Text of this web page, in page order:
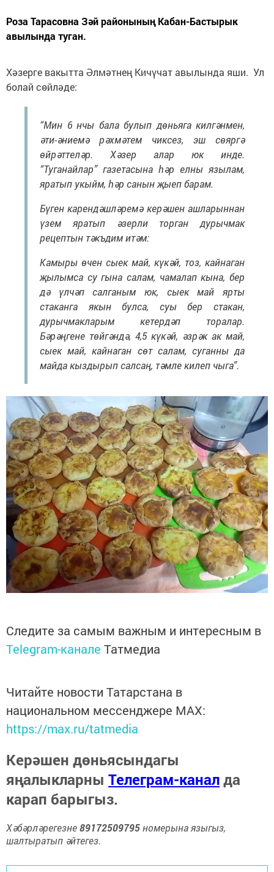
Роза Тарасовна Зәй районының Кабан-Бастырык
авылында туган.
Хәзерге вакытта Әлмәтнең Кичүчат авылында яши. Ул
болай сөйләде:
“Мин 6 нчы бала булып дөньяга килгәнмен,
әти-әниемә рәхмәтем чиксез, эш сөяргә
өйрәттеләр. Хәзер алар юк инде.
“Туганайлар” газетасына һәр елны язылам,
яратып укыйм, һәр санын җыеп барам.
Бүген карендәшләремә керәшен ашларыннан
үзем яратып әзерли торган дурычмак
рецептын тәкъдим итәм:
Камыры өчен сыек май, күкәй, тоз, кайнаган
җылымса су гына салам, чамалап кына, бер
дә үлчәп салганым юк, сыек май ярты
стаканга якын булса, суы бер стакан,
дурычмакларым кетердәп торалар.
Бәрәңгене төйгәндә, 4,5 күкәй, әзрәк ак май,
сыек май, кайнаган сөт салам, суганны да
майда кыздырып салсаң, тәмле килеп чыга”.
Следите за самым важным и интересным в
Telegram-канале Татмедиа
Читайте новости Татарстана в
национальном мессенджере MАХ:
https://max.ru/tatmedia
Керәшен дөньясындагы
яңалыкларны Телеграм-каналда
карап барыгыз.
Хәбәрләрегезне89172509795номерына языгыз,
шалтыратып әйтегез.